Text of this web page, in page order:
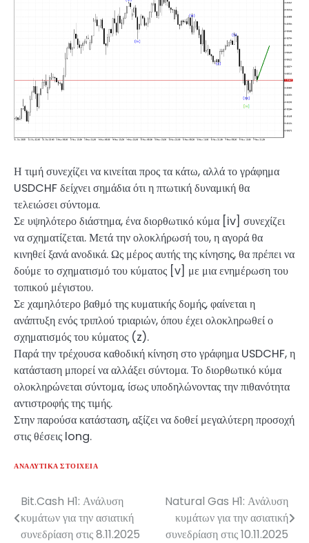
Η τιμή συνεχίζει να κινείται προς τα κάτω, αλλά το γράφημα
USDCHF δείχνει σημάδια ότι η πτωτική δυναμική θα
τελειώσει σύντομα.
Σε υψηλότερο διάστημα, ένα διορθωτικό κύμα [iv] συνεχίζει
να σχηματίζεται. Μετά την ολοκλήρωσή του, η αγορά θα
κινηθεί ξανά ανοδικά. Ως μέρος αυτής της κίνησης, θα πρέπει να
δούμε το σχηματισμό του κύματος [v] με μια ενημέρωση του
τοπικού μέγιστου.
Σε χαμηλότερο βαθμό της κυματικής δομής, φαίνεται η
ανάπτυξη ενός τριπλού τριαριών, όπου έχει ολοκληρωθεί ο
σχηματισμός του κύματος (z).
Παρά την τρέχουσα καθοδική κίνηση στο γράφημα USDCHF, η
κατάσταση μπορεί να αλλάξει σύντομα. Το διορθωτικό κύμα
ολοκληρώνεται σύντομα, ίσως υποδηλώνοντας την πιθανότητα
αντιστροφής της τιμής.
Στην παρούσα κατάσταση, αξίζει να δοθεί μεγαλύτερη προσοχή
στις θέσεις long.
ΑΝΑΛΥΤΙΚΆ ΣΤΟΙΧΕΊΑ
Πλοήγηση
άρθρων
Bit.Cash H1: Ανάλυση
κυμάτων για την ασιατική
συνεδρίαση στις 8.11.2025
Natural Gas H1: Ανάλυση
κυμάτων για την ασιατική
συνεδρίαση στις 10.11.2025